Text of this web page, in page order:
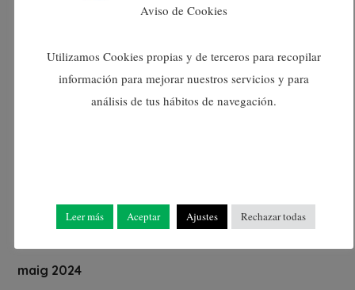
octubre 2024
setembre 2024
juny 2024
maig 2024
Aviso de Cookies
Utilizamos Cookies propias y de terceros para recopilar
información para mejorar nuestros servicios y para
análisis de tus hábitos de navegación.
Leer más Aceptar Ajustes Rechazar todas